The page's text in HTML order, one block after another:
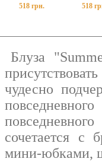
518 грн.
518
Блуза
чудесно
сочетается с
мини-юбками,